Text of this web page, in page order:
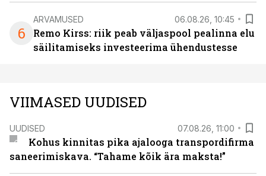
6
ARVAMUSED 06.08.26, 10:45
Remo Kirss: riik peab väljaspool pealinna elu
säilitamiseks investeerima ühendustesse
VIIMASED UUDISED
UUDISED 07.08.26, 11:00
Kohus kinnitas pika ajalooga transpordifirma
saneerimiskava. “Tahame kõik ära maksta!”